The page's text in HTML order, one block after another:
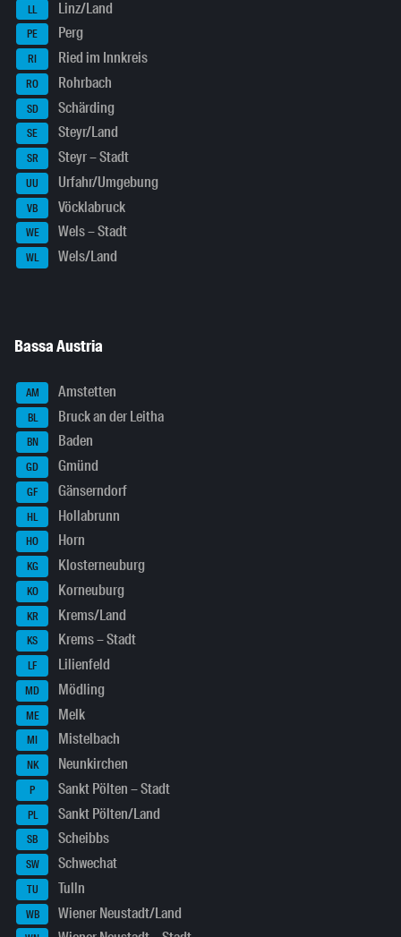
LL Linz/Land
PE Perg
RI Ried im Innkreis
RO Rohrbach
SD Schärding
SE Steyr/Land
SR Steyr – Stadt
UU Urfahr/Umgebung
VB Vöcklabruck
WE Wels – Stadt
WL Wels/Land
Bassa Austria
AM Amstetten
BL Bruck an der Leitha
BN Baden
GD Gmünd
GF Gänserndorf
HL Hollabrunn
HO Horn
KG Klosterneuburg
KO Korneuburg
KR Krems/Land
KS Krems – Stadt
LF Lilienfeld
MD Mödling
ME Melk
MI Mistelbach
NK Neunkirchen
P Sankt Pölten – Stadt
PL Sankt Pölten/Land
SB Scheibbs
SW Schwechat
TU Tulln
WB Wiener Neustadt/Land